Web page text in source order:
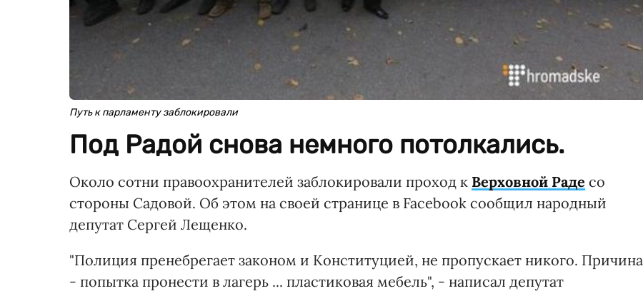
Путь к парламенту заблокировали
Под Радой снова немного потолкались.
Около сотни правоохранителей заблокировали проход к Верховной Раде со
стороны Садовой. Об этом на своей странице в Facebook сообщил народный
депутат Сергей Лещенко.
"Полиция пренебрегает законом и Конституцией, не пропускает никого. Причина
- попытка пронести в лагерь ... пластиковая мебель", - написал депутат